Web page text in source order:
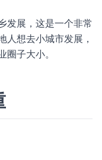
发展，这是一个非常
人想去小城市发展，
子大小。